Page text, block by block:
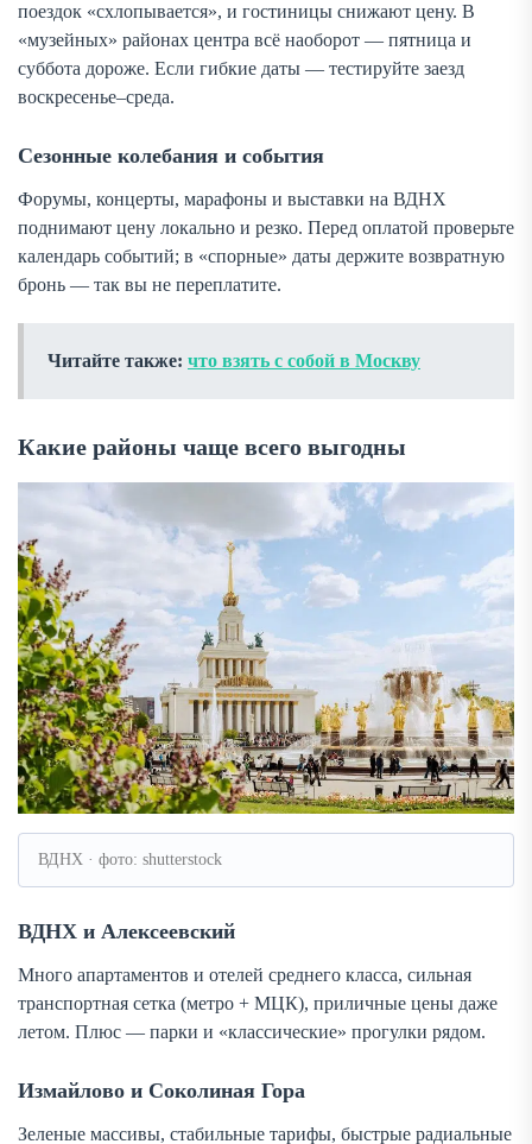
поездок «схлопывается», и гостиницы снижают цену. В
«музейных» районах цент­ра всё наоборот — пятница и
суббота дороже. Если гибкие даты — тестируйте заезд
воскресенье–среда.
Сезонные колебания и события
Форумы, концерты, марафоны и выставки на ВДНХ
поднимают цену локально и резко. Перед оплатой проверьте
календарь событий; в «спорные» даты держите возвратную
бронь — так вы не переплатите.
Читайте также: что взять с собой в Москву
Какие районы чаще всего выгодны
ВДНХ · фото: shutterstock
ВДНХ и Алексеевский
Много апартаментов и отелей среднего класса, сильная
транспортная сетка (метро + МЦК), приличные цены даже
летом. Плюс — парки и «классические» прогулки рядом.
Измайлово и Соколиная Гора
Зеленые массивы, стабильные тарифы, быстрые радиальные